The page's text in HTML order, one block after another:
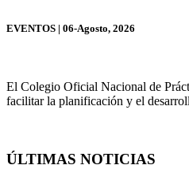
EVENTOS | 06-Agosto, 2026
El Colegio Oficial Nacional de
facilitar la planificación y el
ÚLTIMAS NOTICIAS